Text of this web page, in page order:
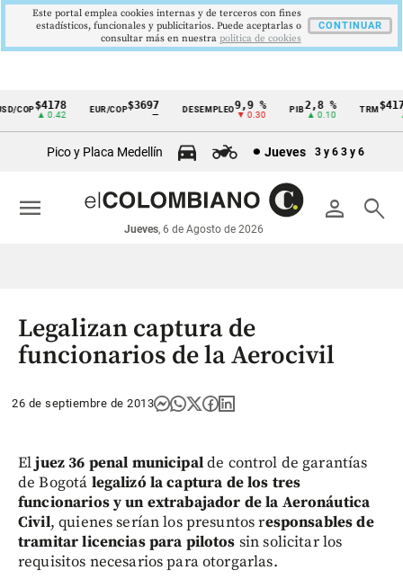
Cintillo
económicos
Colombia
COP$4178
▲ 0.42
EUR/COP$3697 DESEMPLEO 9,9 %
▼ 0.30
PIB2,8 %
▲ 0.10
TRM
▲
Pico y Placa Medellín Jueves 3 y 6 3 y 6
person search
Jueves, 6 de Agosto de 2026
menu
Legalizan captura de
funcionarios de la Aerocivil
26 de septiembre de 2013
Eljuez 36 penal municipalde control de garantías
de Bogotá legalizó la captura de los tres
funcionarios y un extrabajador de la Aeronáutica
Civil, quienes serían los presuntos responsables de
tramitar licencias para pilotos sin solicitar los
requisitos necesarios para otorgarlas.
Este portal emplea cookies internas y de terceros con fines
estadísticos, funcionales y publicitarios. Puede aceptarlas o
consultar más en nuestra politica de cookies
CONTINUAR